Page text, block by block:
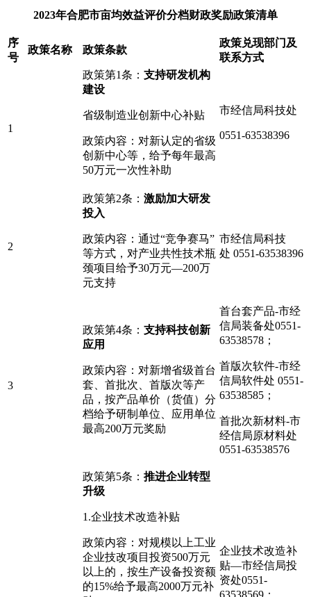
2023年合肥市亩均效益评价分档财政奖励政策清单
序
号
政策名称 政策条款
政策兑现部门及
联系方式
1
政策第1条： 支持研发机构
建设
省级制造业创新中心补贴
政策内容：对新认定的省级
创新中心等，给予每年最高
50万元一次性补助
市经信局科技处
0551-63538396
2
政策第2条： 激励加大研发
投入
政策内容：通过“竞争赛马”
等方式，对产业共性技术瓶
颈项目给予30万元—200万
元支持
市经信局科技
处 0551-63538396
3
政策第4条： 支持科技创新
应用
政策内容：对新增省级首台
套、首批次、首版次等产
品，按产品单价（货值）分
档给予研制单位、应用单位
最高200万元奖励
首台套产品-市经
信局装备处0551-
63538578；
首版次软件-市经
信局软件处 0551-
63538585；
首批次新材料-市
经信局原材料处
0551-63538576
政策第5条： 推进企业转型
升级
1.企业技术改造补贴
政策内容：对规模以上工业
企业技改项目投资500万元
以上的，按生产设备投资额
的15%给予最高2000万元补
企业技术改造补
贴—市经信局投
资处0551-